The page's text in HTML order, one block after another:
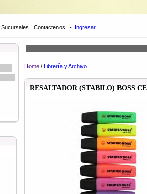
Sucursales Contactenos - Ingresar
Home / Librería y Archivo
RESALTADOR (STABILO) BOSS